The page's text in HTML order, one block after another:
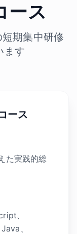
ース
期集中研修
ます
ース
た実践的総
、
、